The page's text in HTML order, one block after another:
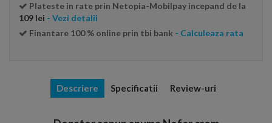
Plateste in rate prin Netopia-Mobilpay incepand de la
109 lei - Vezi detalii
Finantare 100 % online prin tbi bank - Calculeaza rata
Descriere Specificatii Review-uri